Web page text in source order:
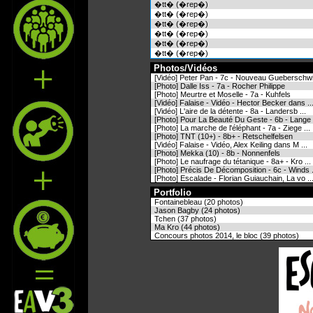
�tt� (�rep�)
�tt� (�rep�)
�tt� (�rep�)
�tt� (�rep�)
�tt� (�rep�)
�tt� (�rep�)
Photos/Vidéos
[Vidéo] Peter Pan - 7c - Nouveau
[Photo] Dalle Iss - 7a - Rocher Philippe
[Photo] Meurtre et Moselle - 7a - Kuhfels
[Vidéo] Falaise - Vidéo - Hector Becker dans ...
[Vidéo] L'aire de la détente - 8a - Landersb ...
[Photo] Pour La Beauté Du Geste - 6b - Lange
[Photo] La marche de l'éléphant - 7a - Ziege ...
[Photo] TNT (10+) - 8b+ - Retschelfelsen
[Vidéo] Falaise - Vidéo, Alex Keiling dans M ...
[Photo] Mekka (10) - 8b - Nonnenfels
[Photo] Le naufrage du tétanique - 8a+ - Kro ...
[Photo] Précis De Décomposition - 6c - Winds
[Photo] Escalade - Florian Guiauchain, La vo ...
Portfolio
Fontainebleau (20 photos)
Jason Bagby (24 photos)
Tchen (37 photos)
Ma Kro (44 photos)
Concours photos 2014, le bloc (39 photos)